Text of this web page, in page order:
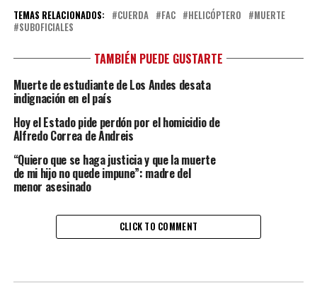
TEMAS RELACIONADOS: CUERDA FAC HELICÓPTERO
MUERTE
SUBOFICIALES
TAMBIÉN PUEDE GUSTARTE
Muerte de estudiante de Los Andes desata
indignación en el país
Hoy el Estado pide perdón por el homicidio de
Alfredo Correa de Andreis
“Quiero que se haga justicia y que la muerte
de mi hijo no quede impune”: madre del
menor asesinado
CLICK TO COMMENT